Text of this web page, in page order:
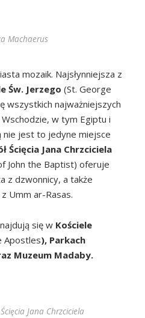
Machaerus
mozaik. Najsłynniejsza z
Św. Jerzego (St. George
wszystkich najważniejszych
w tym Egiptu i
nie jest to jedyne miejsce
Ścięcia Jana Chrzciciela
John the Baptist) oferuje
z dzwonnicy, a także
Umm ar-Rasas.
się w Kościele
Apostles), Parkach
Muzeum Madaby.
Jana Chrzciciela